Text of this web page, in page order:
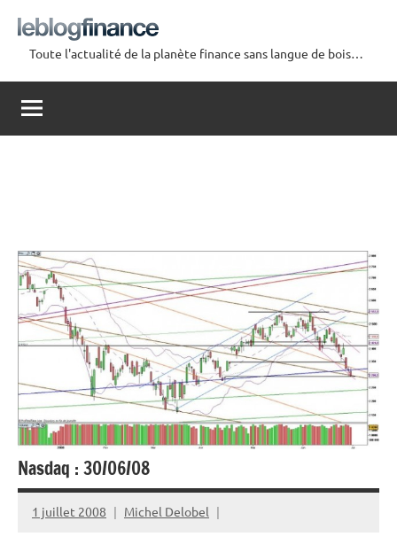
contenu
Le
Blog
Finance
Toute l'actualité de la planète finance sans langue de bois…
Nasdaq : 30/06/08
1 juillet 2008 Michel Delobel